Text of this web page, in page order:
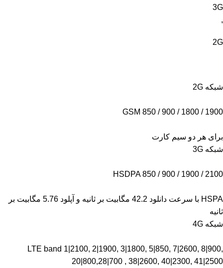
3G
,
2G
شبکه 2G
GSM 850 / 900 / 1800 / 1900
برای هر دو سیم کارت
شبکه 3G
HSDPA 850 / 900 / 1900 / 2100
HSPA با سرعت دانلود 42.2 مگابیت بر ثانیه و آپلود 5.76 مگابیت بر
ثانیه
شبکه 4G
LTE band 1|2100, 2|1900, 3|1800, 5|850, 7|2600, 8|900,
20|800,28|700 , 38|2600, 40|2300, 41|2500